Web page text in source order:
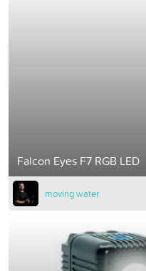
Falcon Eyes F7 RGB LED
moving water